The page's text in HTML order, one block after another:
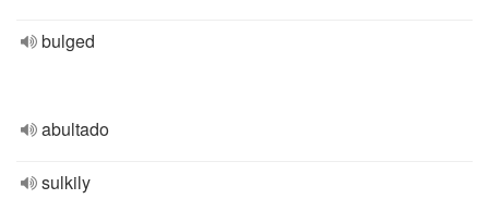
bulged
abultado
sulkily